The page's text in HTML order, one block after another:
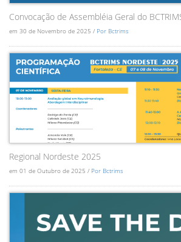
Convocação de Assembléia Geral do
em 30 de Novembro de 2025 / Por Bctrims
Regional Nordeste 2025
em 01 de Outubro de 2025 / Por Bctrims